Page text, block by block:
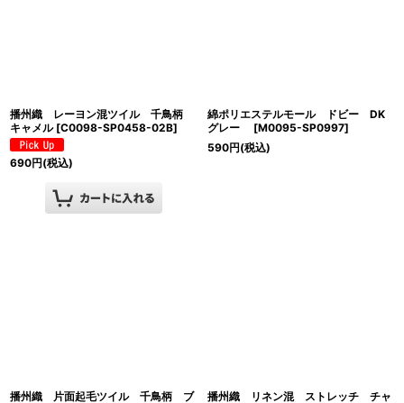
播州織 レーヨン混ツイル 千鳥柄
キャメル [C0098-SP0458-02B]
690円(税込)
綿ポリエステルモール ドビー DK
グレー
[M0095-SP0997]
590円(税込)
播州織 片面起毛ツイル 千鳥柄 ブ
播州織 リネン混 ストレッチ チャ